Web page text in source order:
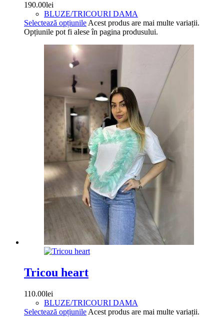
190.00lei
BLUZE/TRICOURI DAMA
Selectează opțiunile Acest produs are mai multe variații.
Opțiunile pot fi alese în pagina produsului.
Tricou heart
110.00lei
BLUZE/TRICOURI DAMA
Selectează opțiunile Acest produs are mai multe variații.